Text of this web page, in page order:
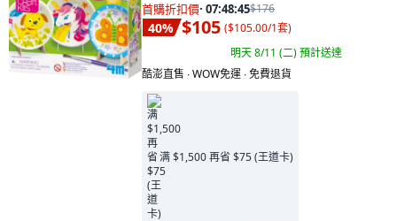
首購折扣價· 07:48:44$176
40% $105 ($105.00/1套)
明天 8/11 (二)預計送達
酷澎直售 ∙ WOW免運 ∙ 免費退貨
满 $1,500 再省 $75 (王道卡)